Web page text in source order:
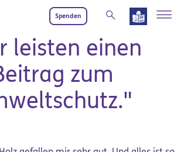
Spenden
Umwelt-Schutz
leisten einen
zum